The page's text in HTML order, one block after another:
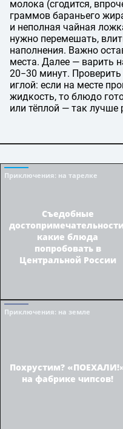
молока (сгодится,
граммов бараньего
и неполная чайная
нужно перемешать,
наполнения. Важно
места. Далее — варить
20−30 минут.
иглой: если на месте
жидкость, то блюдо
или тёплой — так лучше
Приключения: на тарелке
Съедобные
какие блюда
попробовать в
Центральной России
Приключения: на земле
Похрустим?
на фабрике чипсов!